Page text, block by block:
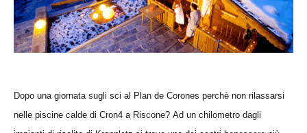
Dopo una giornata sugli sci al Plan de Corones perchè non rilassarsi
nelle piscine calde di Cron4 a Riscone? Ad un chilometro dagli